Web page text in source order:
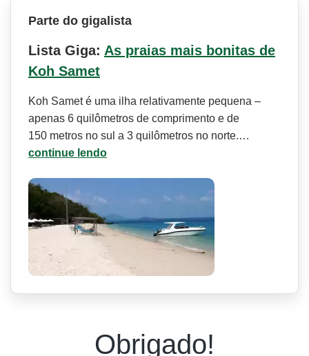
Parte do gigalista
Lista Giga: As praias mais bonitas de
Koh Samet
Koh Samet é uma ilha relativamente pequena –
apenas 6 quilômetros de comprimento e de
150 metros no sul a 3 quilômetros no norte.…
continue lendo
Obrigado!